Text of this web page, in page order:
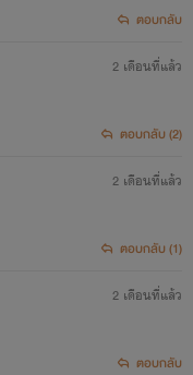
ตอบกลับ
2 เดือนที่แล้ว
ตอบกลับ (2)
2 เดือนที่แล้ว
ตอบกลับ (1)
2 เดือนที่แล้ว
ตอบกลับ